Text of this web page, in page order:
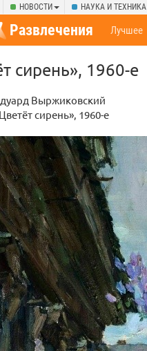
НОВОСТИ НАУКА И ТЕХНИКА
Развлечения Лучшее
сирень», 1960-е
Выржиковский
сирень», 1960-е